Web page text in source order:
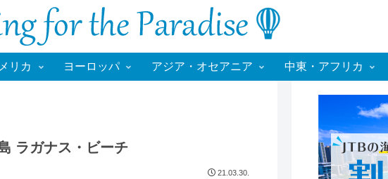
リカ ヨーロッパ アジア・オセアニア 中東・アフリカ
ラガナス・ビーチ
21.03.30.